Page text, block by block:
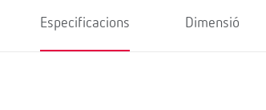
Especificacions Dimensió